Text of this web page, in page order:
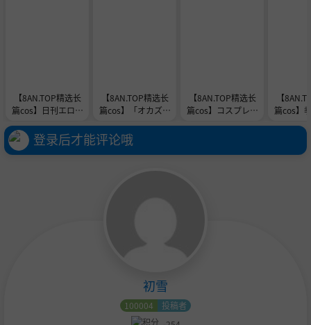
【8AN.TOP精选长
篇cos】日刊エログ
【8AN.TOP精选长
篇cos】「オカズに
ウェルカム
【8AN.TOP精选长
篇cos】コスプレお
【
篇cos】
は
登录后才能评论哦
初雪
100004
投稿者